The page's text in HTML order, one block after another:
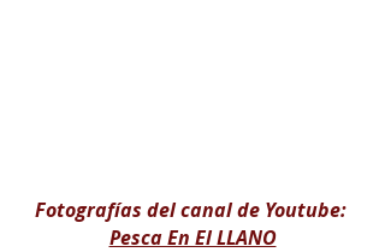
Fotografías del canal de Youtube:
Pesca En El LLANO